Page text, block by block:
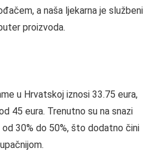
a naša ljekarna je službeni
proizvoda.
u Hrvatskoj iznosi 33.75 eura,
45 eura. Trenutno su na snazi
30% do 50%, što dodatno čini